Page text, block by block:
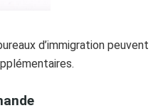
d’immigration peuvent